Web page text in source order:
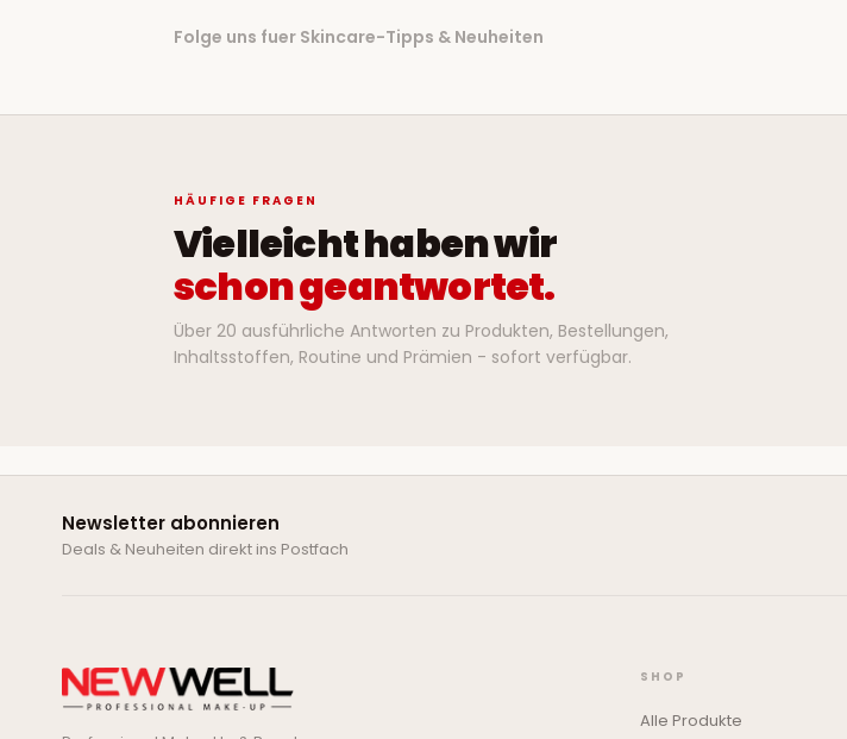
Folge uns fuer Skincare-Tipps & Neuheiten
HÄUFIGE FRAGEN
Vielleicht haben wir
schon geantwortet.
Über 20 ausführliche Antworten zu Produkten, Bestellungen,
Inhaltsstoffen, Routine und Prämien - sofort verfügbar.
Newsletter abonnieren
Deals & Neuheiten direkt ins Postfach
SHOP
Alle Produkte